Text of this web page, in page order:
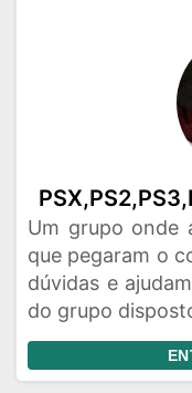
Um grupo onde
que pegaram o
dúvidas e
do grupo